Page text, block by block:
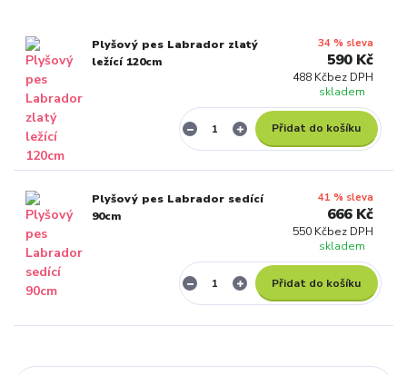
Plyšový pes Labrador zlatý
ležící 120cm
34 % sleva
590 Kč
488 Kčbez DPH
skladem
Přidat do košíku
Plyšový pes Labrador sedící
90cm
41 % sleva
666 Kč
550 Kčbez DPH
skladem
Přidat do košíku